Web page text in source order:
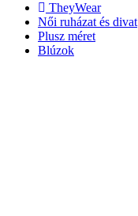
TheyWear
Női ruházat és divat
Plusz méret
Blúzok